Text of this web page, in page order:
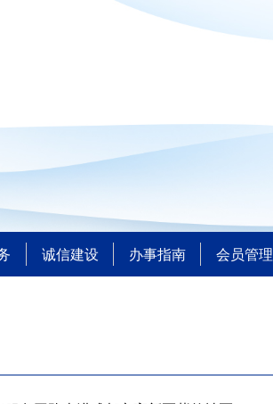
诚信建设 办事指南 会员管理